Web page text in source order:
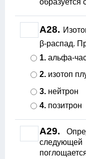
образуется
A28.
β-распад.
1. альфа-
2. изотоп
3. нейтрон
4. позитрон
A29.